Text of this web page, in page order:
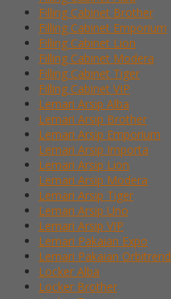
Filling Cabinet Brother
Filling Cabinet Emporium
Filling Cabinet Lion
Filling Cabinet Modera
Filling Cabinet Tiger
Filling Cabinet VIP
Lemari Arsip Alba
Lemari Arsip Brother
Lemari Arsip Emporium
Lemari Arsip Importa
Lemari Arsip Lion
Lemari Arsip Modera
Lemari Arsip Tiger
Lemari Arsip Uno
Lemari Arsip VIP
Lemari Pakaian Expo
Lemari Pakaian Orbitrend
Locker Alba
Locker Brother